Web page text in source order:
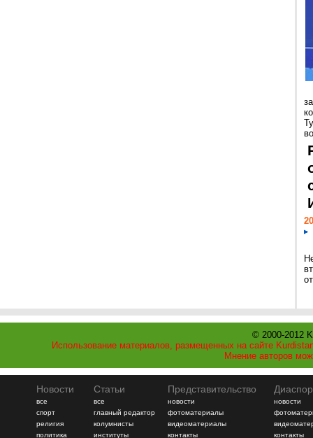
© 2000-2012
Использование материалов, размещенных на сайте
Мнение авторов
Новости
все
спорт
религия
политика
Статьи
все
главный редактор
колумнисты
институты
Представительство
новости
фотоматериалы
видеоматериалы
контакты
новости
контакты